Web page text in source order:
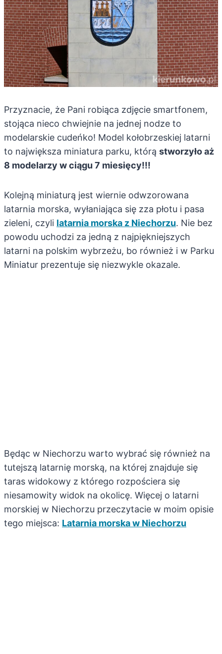
Przyznacie, że Pani robiąca zdjęcie smartfonem,
stojąca nieco chwiejnie na jednej nodze to
modelarskie cudeńko! Model kołobrzeskiej latarni
to największa miniatura parku, którą stworzyło aż
8 modelarzy w ciągu 7 miesięcy!!!
Kolejną miniaturą jest wiernie odwzorowana
latarnia morska, wyłaniająca się zza płotu i pasa
zieleni, czyli latarnia morska z Niechorzu. Nie bez
powodu uchodzi za jedną z najpiękniejszych
latarni na polskim wybrzeżu, bo również i w Parku
Miniatur prezentuje się niezwykle okazale.
Będąc w Niechorzu warto wybrać się również na
tutejszą latarnię morską, na której znajduje się
taras widokowy z którego rozpościera się
niesamowity widok na okolicę. Więcej o latarni
morskiej w Niechorzu przeczytacie w moim opisie
tego miejsca: Latarnia morska w Niechorzu